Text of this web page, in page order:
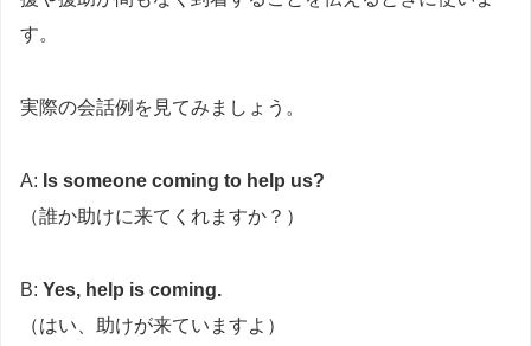
す。
実際の会話例を見てみましょう。
A: Is someone coming to help us?
（誰か助けに来てくれますか？）
B: Yes, help is coming.
（はい、助けが来ていますよ）